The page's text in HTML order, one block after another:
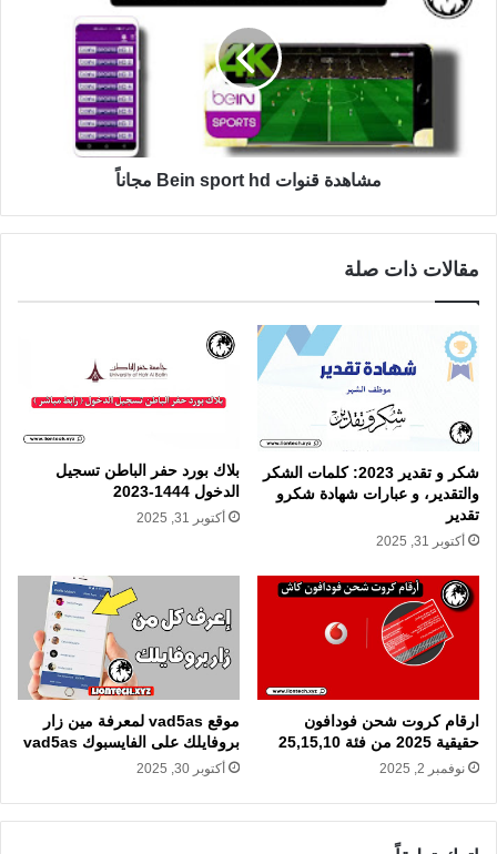
مشاهدة قنوات Bein sport hd مجاناً
مقالات ذات صلة
شكر و تقدير 2023: كلمات الشكر
والتقدير، و عبارات شهادة شكرو
تقدير
أكتوبر 31, 2025
بلاك بورد حفر الباطن تسجيل
الدخول 1444-2023
أكتوبر 31, 2025
ارقام كروت شحن فودافون
حقيقية 2025 من فئة 25,15,10
نوفمبر 2, 2025
موقع vad5as لمعرفة مين زار
بروفايلك على الفايسبوك vad5as
أكتوبر 30, 2025